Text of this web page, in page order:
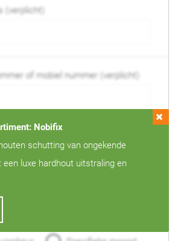
(verplicht)
of mobiel nummer (verplicht)
(verplicht)
Nobifix
schutting van ongekende
luxe hardhout uitstraling en